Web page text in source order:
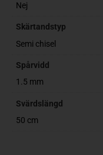
Nej
Skärtandstyp
Semi chisel
Spårvidd
1.5 mm
Svärdslängd
50 cm